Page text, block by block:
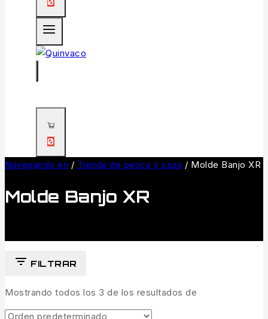
0
0
Navegando en / Tienda de pesca y caza / Molde Banjo XR
Molde Banjo XR
FILTRAR
Mostrando todos los 3 de los resultados de